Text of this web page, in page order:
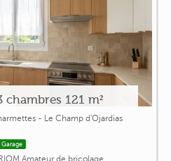
chambres 121 m²
- Le Champ d'Ojardias
Garage
Amateur de bricolage